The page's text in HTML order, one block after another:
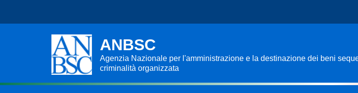
ANBSC
Agenzia Nazionale per l'amministrazione e la destinazione dei beni
criminalità organizzata